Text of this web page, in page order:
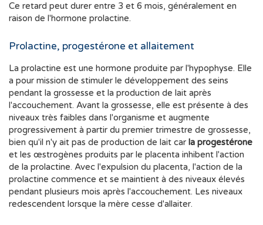
Ce retard peut durer entre 3 et 6 mois, généralement en
raison de l'hormone prolactine.
Prolactine, progestérone et allaitement
La prolactine est une hormone produite par l'hypophyse. Elle
a pour mission de stimuler le développement des seins
pendant la grossesse et la production de lait après
l'accouchement. Avant la grossesse, elle est présente à des
niveaux très faibles dans l'organisme et augmente
progressivement à partir du premier trimestre de grossesse,
bien qu'il n'y ait pas de production de lait car la progestérone
et les œstrogènes produits par le placenta inhibent l'action
de la prolactine. Avec l'expulsion du placenta, l'action de la
prolactine commence et se maintient à des niveaux élevés
pendant plusieurs mois après l'accouchement. Les niveaux
redescendent lorsque la mère cesse d'allaiter.